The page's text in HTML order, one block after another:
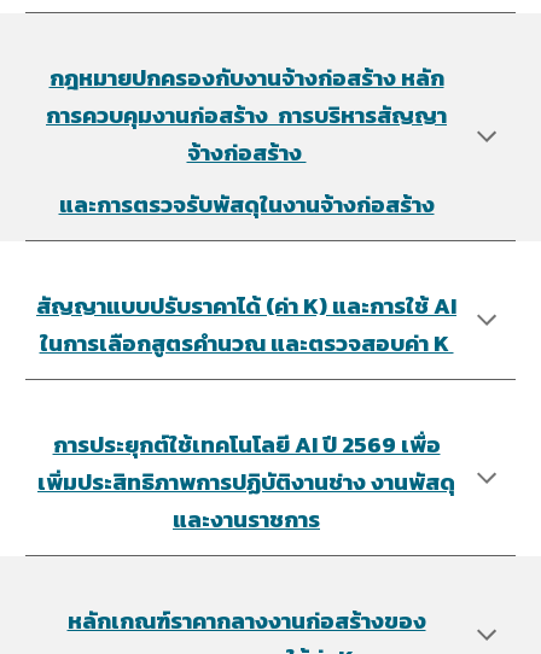
กฎหมายปกครองกับงานจ้างก่อสร้าง หลัก
การควบคุมงานก่อสร้าง การบริหารสัญญา
จ้างก่อสร้าง
และการตรวจรับพัสดุในงานจ้างก่อสร้าง
สัญญาแบบปรับราคาได้ (ค่า K) และการใช้ AI
ในการเลือกสูตรคำนวณ และตรวจสอบค่า K
การประยุกต์ใช้เทคโนโลยี AI ปี 2569 เพื่อ
เพิ่มประสิทธิภาพการปฏิบัติงานช่าง งานพัสดุ
และงานราชการ
หลักเกณฑ์ราคากลางงานก่อสร้างของ